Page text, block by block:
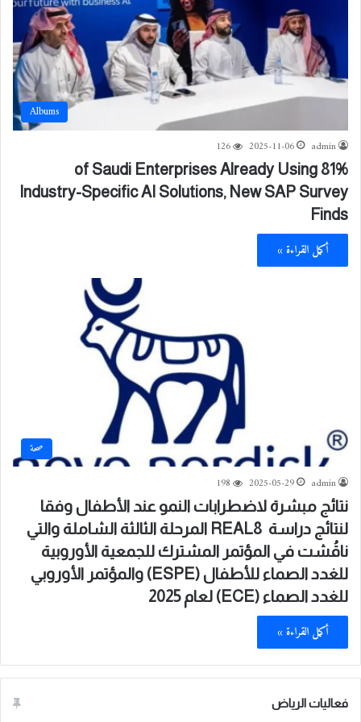
Albums
admin
2025-11-06
126
81% of Saudi Enterprises Already Using
Industry-Specific AI Solutions, New SAP Survey
Finds
أكمل القراءة »
صحة
admin
2025-05-29
198
نتائج مبشرة لاضطرابات النمو عند الأطفال وفقا
لنتائج دراسة REAL8 المرحلة الثالثة الشاملة والتي
ناقُشت في المؤتمر المشترك للجمعية الأوروبية
للغدد الصماء للأطفال (ESPE) والمؤتمر الأوروبي
للغدد الصماء (ECE) لعام 2025
أكمل القراءة »
فعاليات الرياض